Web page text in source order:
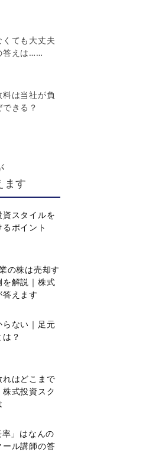
くても大丈夫
答えは……
料は当社が負
きる？
ます
スタイルを
ポイント
の株は売却す
解説｜株式
えます
らない｜足元
？
れはどこまで
式投資スク
」はなんの
ル講師の答